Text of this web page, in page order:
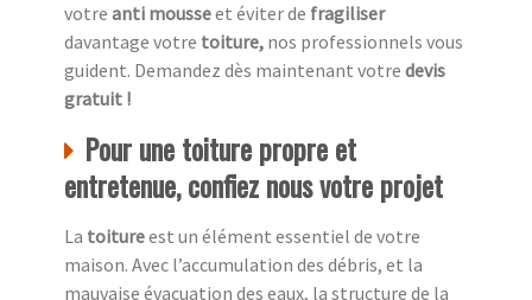
votre anti mousseet éviter de fragiliser
davantage votre toiture, nos professionnels vous
guident. Demandez dès maintenant votre devis
gratuit !
Pour une toiture propre et
entretenue, confiez nous votre projet
La toitureest un élément essentiel de votre
maison. Avec l’accumulation des débris, et la
mauvaise évacuation des eaux, la structure de la